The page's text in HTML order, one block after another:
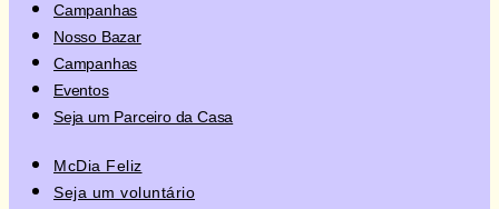
Campanhas
Nosso Bazar
Campanhas
Eventos
Seja um Parceiro da Casa
McDia Feliz
Seja um voluntário